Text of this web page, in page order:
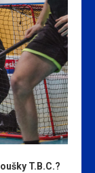
T.B.C.?